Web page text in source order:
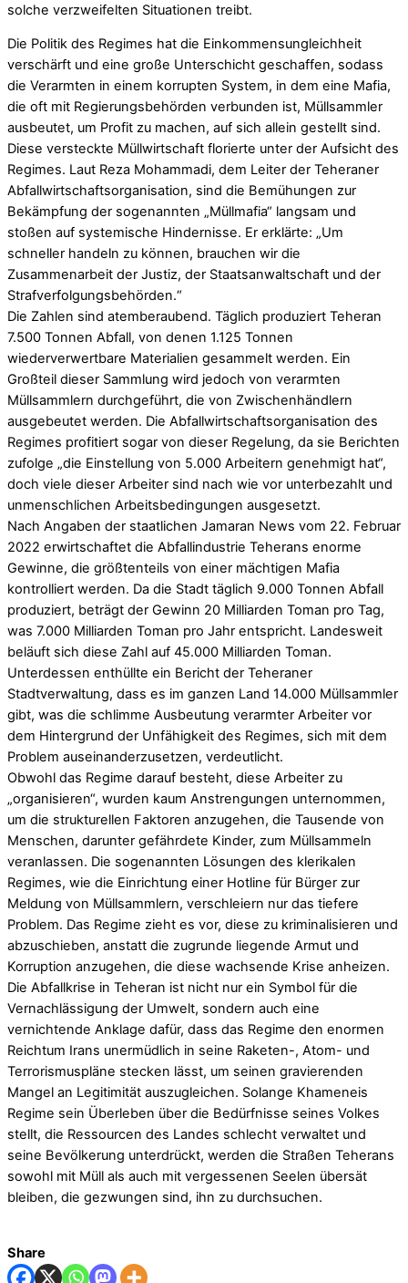
solche verzweifelten Situationen treibt.
Die Politik des Regimes hat die Einkommensungleichheit
verschärft und eine große Unterschicht geschaffen, sodass
die Verarmten in einem korrupten System, in dem eine Mafia,
die oft mit Regierungsbehörden verbunden ist, Müllsammler
ausbeutet, um Profit zu machen, auf sich allein gestellt sind.
Diese versteckte Müllwirtschaft florierte unter der Aufsicht des
Regimes. Laut Reza Mohammadi, dem Leiter der Teheraner
Abfallwirtschaftsorganisation, sind die Bemühungen zur
Bekämpfung der sogenannten „Müllmafia“ langsam und
stoßen auf systemische Hindernisse. Er erklärte: „Um
schneller handeln zu können, brauchen wir die
Zusammenarbeit der Justiz, der Staatsanwaltschaft und der
Strafverfolgungsbehörden.“
Die Zahlen sind atemberaubend. Täglich produziert Teheran
7.500 Tonnen Abfall, von denen 1.125 Tonnen
wiederverwertbare Materialien gesammelt werden. Ein
Großteil dieser Sammlung wird jedoch von verarmten
Müllsammlern durchgeführt, die von Zwischenhändlern
ausgebeutet werden. Die Abfallwirtschaftsorganisation des
Regimes profitiert sogar von dieser Regelung, da sie Berichten
zufolge „die Einstellung von 5.000 Arbeitern genehmigt hat“,
doch viele dieser Arbeiter sind nach wie vor unterbezahlt und
unmenschlichen Arbeitsbedingungen ausgesetzt.
Nach Angaben der staatlichen Jamaran News vom 22. Februar
2022 erwirtschaftet die Abfallindustrie Teherans enorme
Gewinne, die größtenteils von einer mächtigen Mafia
kontrolliert werden. Da die Stadt täglich 9.000 Tonnen Abfall
produziert, beträgt der Gewinn 20 Milliarden Toman pro Tag,
was 7.000 Milliarden Toman pro Jahr entspricht. Landesweit
beläuft sich diese Zahl auf 45.000 Milliarden Toman.
Unterdessen enthüllte ein Bericht der Teheraner
Stadtverwaltung, dass es im ganzen Land 14.000 Müllsammler
gibt, was die schlimme Ausbeutung verarmter Arbeiter vor
dem Hintergrund der Unfähigkeit des Regimes, sich mit dem
Problem auseinanderzusetzen, verdeutlicht.
Obwohl das Regime darauf besteht, diese Arbeiter zu
„organisieren“, wurden kaum Anstrengungen unternommen,
um die strukturellen Faktoren anzugehen, die Tausende von
Menschen, darunter gefährdete Kinder, zum Müllsammeln
veranlassen. Die sogenannten Lösungen des klerikalen
Regimes, wie die Einrichtung einer Hotline für Bürger zur
Meldung von Müllsammlern, verschleiern nur das tiefere
Problem. Das Regime zieht es vor, diese zu kriminalisieren und
abzuschieben, anstatt die zugrunde liegende Armut und
Korruption anzugehen, die diese wachsende Krise anheizen.
Die Abfallkrise in Teheran ist nicht nur ein Symbol für die
Vernachlässigung der Umwelt, sondern auch eine
vernichtende Anklage dafür, dass das Regime den enormen
Reichtum Irans unermüdlich in seine Raketen-, Atom- und
Terrorismuspläne stecken lässt, um seinen gravierenden
Mangel an Legitimität auszugleichen. Solange Khameneis
Regime sein Überleben über die Bedürfnisse seines Volkes
stellt, die Ressourcen des Landes schlecht verwaltet und
seine Bevölkerung unterdrückt, werden die Straßen Teherans
sowohl mit Müll als auch mit vergessenen Seelen übersät
bleiben, die gezwungen sind, ihn zu durchsuchen.
Share